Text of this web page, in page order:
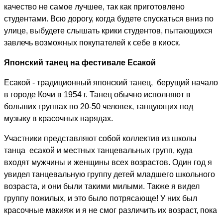
качество не самое лучшее, так как приготовлено
студентами. Всю дорогу, когда будете спускаться вниз по
улице, выбудете слышать крики студентов, пытающихся
завлечь возможных покупателей к себе в киоск.
Японский танец на фестивале Есакой
Есакой - традиционный японский танец, берущий начало
в городе Кочи в 1954 г. Танец обычно исполняют в
больших группах по 20-50 человек, танцующих под
музыку в красочных нарядах.
Участники представляют собой коллектив из школы
танца есакой и местных танцевальных групп, куда
входят мужчины и женщины всех возрастов. Один год я
увидел танцевальную группу детей младшего школьного
возраста, и они были такими милыми. Также я видел
группу пожилых, и это было потрясающе! У них был
красочные макияж и я не смог различить их возраст, пока